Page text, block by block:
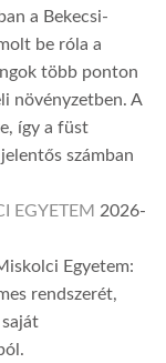
a Bekecsi-
be róla a
több ponton
növényzetben. A
így a füst
számban
EGYETEM 2026-
Egyetem:
rendszerét,